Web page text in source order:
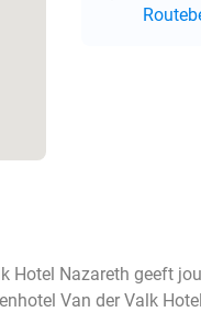
Hotel Nazareth geeft
Van der Valk